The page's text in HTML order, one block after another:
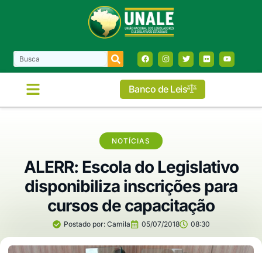
Banco de Leis
NOTÍCIAS
ALERR: Escola do Legislativo
disponibiliza inscrições para
cursos de capacitação
Postado por:Camila 05/07/2018 08:30